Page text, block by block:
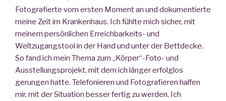
Fotografierte vom ersten Moment an und dokumentierte
meine Zeit im Krankenhaus. Ich fühlte mich sicher, mit
meinem persönlichen Erreichbarkeits- und
Weltzugangstool in der Hand und unter der Bettdecke.
So fand ich mein Thema zum „Körper“-Foto- und
Ausstellungsprojekt, mit dem ich länger erfolglos
gerungen hatte. Telefonieren und Fotografieren halfen
mir, mit der Situation besser fertig zu werden. Ich